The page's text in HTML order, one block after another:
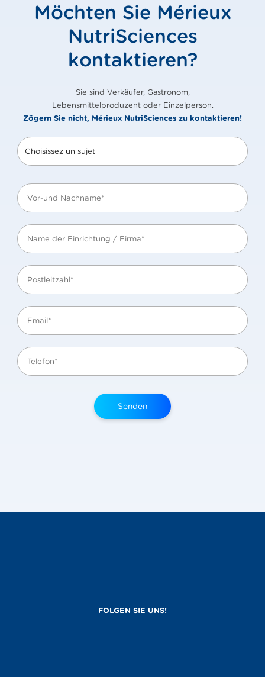
Möchten Sie Mérieux
NutriSciences
kontaktieren?
Sie sind Verkäufer, Gastronom,
Lebensmittelproduzent oder Einzelperson.
Zögern Sie nicht, Mérieux NutriSciences zu kontaktieren!